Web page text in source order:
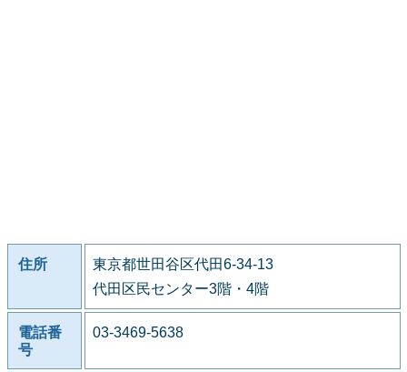
住所
東京都世田谷区代田6-34-13
代田区民センター3階・4階
電話番
号
03-3469-5638